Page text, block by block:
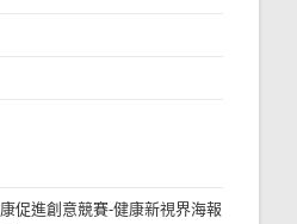
促進創意競賽-健康新視界海報